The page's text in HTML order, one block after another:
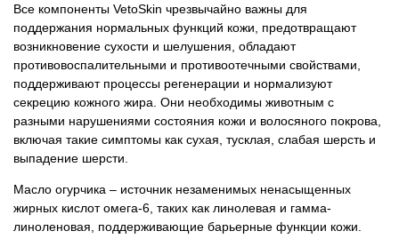
Все компоненты VetoSkin чрезвычайно важны для
поддержания нормальных функций кожи, предотвращают
возникновение сухости и шелушения, обладают
противовоспалительными и противоотечными свойствами,
поддерживают процессы регенерации и нормализуют
секрецию кожного жира. Они необходимы животным с
разными нарушениями состояния кожи и волосяного покрова,
включая такие симптомы как сухая, тусклая, слабая шерсть и
выпадение шерсти.
Масло огурчика – источник незаменимых ненасыщенных
жирных кислот омега-6, таких как линолевая и гамма-
линоленовая, поддерживающие барьерные функции кожи.